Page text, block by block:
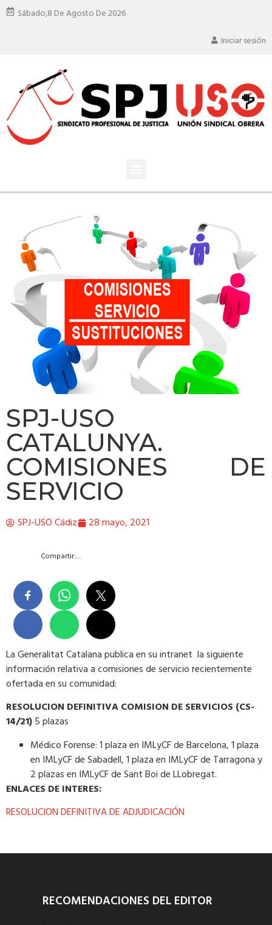
Sábado,8 De Agosto De 2026
Iniciar sesión
SPJ-USO
CATALUNYA.
COMISIONES DE
SERVICIO
SPJ-USO Cádiz 28 mayo, 2021
Compartir….
La Generalitat Catalana publica en su intranet la siguiente
información relativa a comisiones de servicio recientemente
ofertada en su comunidad:
RESOLUCION DEFINITIVA COMISION DE SERVICIOS (CS-
14/21)5 plazas
Médico Forense: 1 plaza en IMLyCF de Barcelona, 1 plaza
en IMLyCF de Sabadell, 1 plaza en IMLyCF de Tarragona y
2 plazas en IMLyCF de Sant Boi de LLobregat.
ENLACES DE INTERES:
RESOLUCION DEFINITIVA DE ADJUDICACIÓN
RECOMENDACIONES DEL EDITOR